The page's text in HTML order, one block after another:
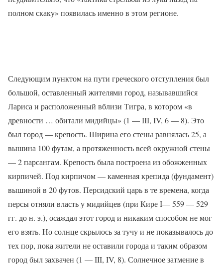
полном скаку» появилась именно в этом регионе.
Следующим пунктом на пути греческого отступления был
большой, оставленный жителями город, называвшийся
Лариса и расположенный вблизи Тигра, в котором «в
древности … обитали мидийцы» (1 —III, IV, 6 — 8). Это
был город — крепость. Ширина его стены равнялась 25, а
вышина 100 футам, а протяженность всей окружной стены
— 2 парсангам. Крепость была построена из обожженных
кирпичей. Под кирпичом — каменная крепида (фундамент)
вышиной в 20 футов. Персидский царь в те времена, когда
персы отняли власть у мидийцев (при КиреI— 559 — 529
гг. до н. э.), осаждал этот город и никаким способом не мог
его взять. Но солнце скрылось за тучу и не показывалось до
тех пор, пока жители не оставили города и таким образом
город был захвачен (1 —III, IV, 8). Солнечное затмение в